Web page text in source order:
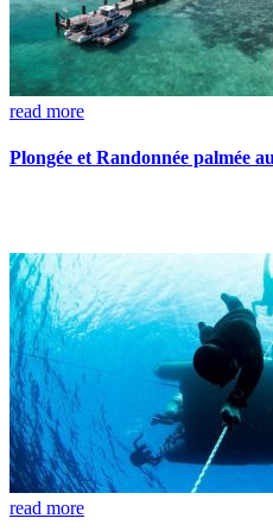
read more
Plongée et Randonnée palmée
read more